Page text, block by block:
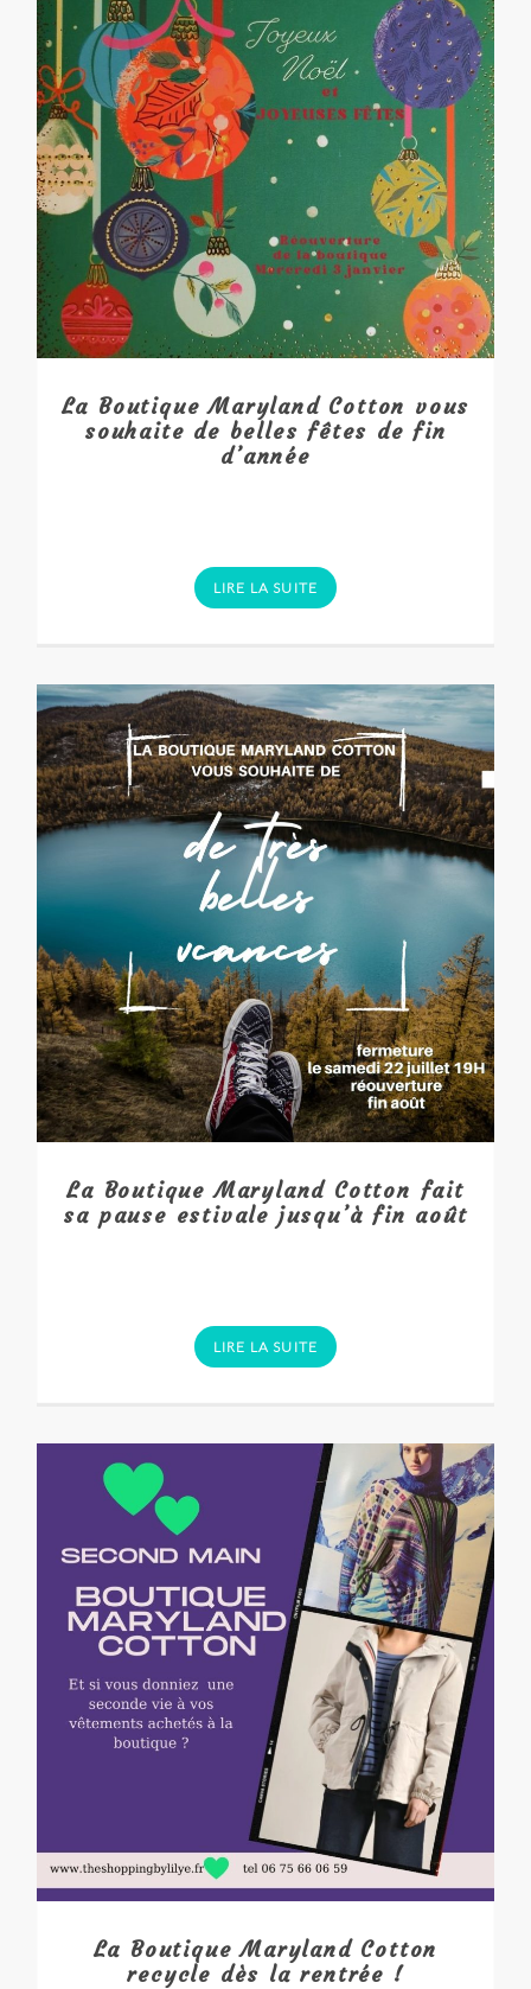
La Boutique Maryland Cotton vous
souhaite de belles fêtes de fin
d’année
LIRE LA SUITE
La Boutique Maryland Cotton fait
sa pause estivale jusqu’à fin août
LIRE LA SUITE
La Boutique Maryland Cotton
recycle dès la rentrée !